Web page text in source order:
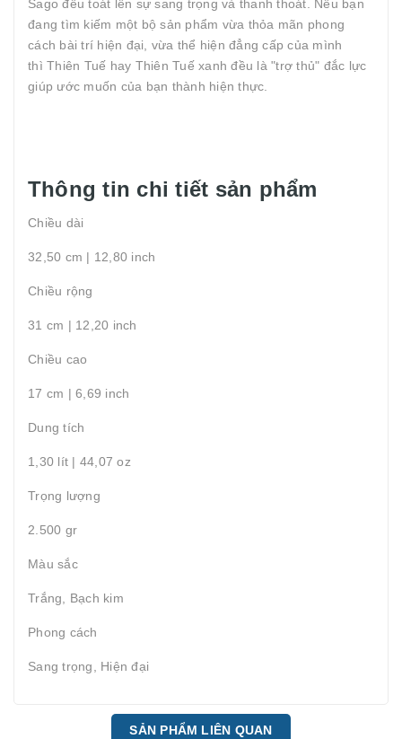
Sago đều toát lên sự sang trọng và thanh thoát. Nếu bạn
đang tìm kiếm một bộ sản phẩm vừa thỏa mãn phong
cách bài trí hiện đại, vừa thể hiện đẳng cấp của mình
thì Thiên Tuế hay Thiên Tuế xanh đều là "trợ thủ" đắc lực
giúp ước muốn của bạn thành hiện thực.
Thông tin chi tiết sản phẩm
Chiều dài
32,50 cm | 12,80 inch
Chiều rộng
31 cm | 12,20 inch
Chiều cao
17 cm | 6,69 inch
Dung tích
1,30 lít | 44,07 oz
Trọng lượng
2.500 gr
Màu sắc
Trắng, Bạch kim
Phong cách
Sang trọng, Hiện đại
SẢN PHẨM LIÊN QUAN